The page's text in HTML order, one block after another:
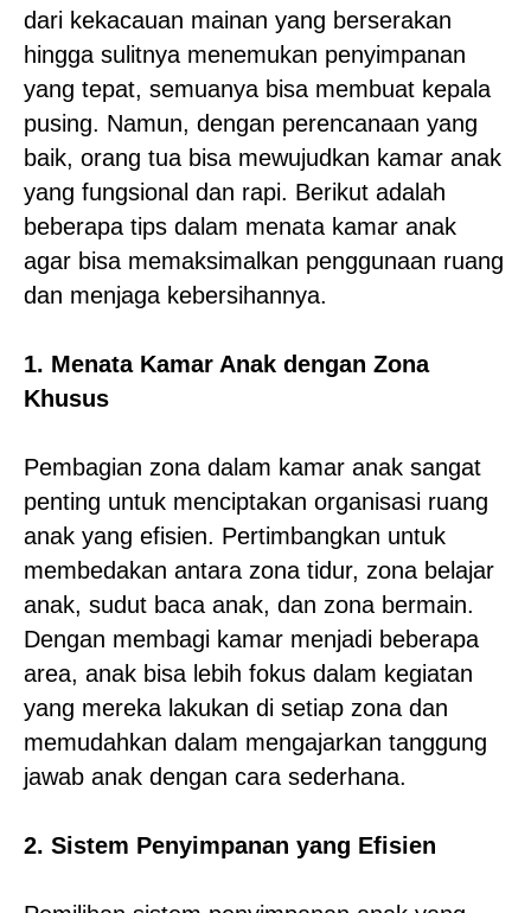
dari kekacauan mainan yang berserakan
hingga sulitnya menemukan penyimpanan
yang tepat, semuanya bisa membuat kepala
pusing. Namun, dengan perencanaan yang
baik, orang tua bisa mewujudkan kamar anak
yang fungsional dan rapi. Berikut adalah
beberapa tips dalam menata kamar anak
agar bisa memaksimalkan penggunaan ruang
dan menjaga kebersihannya.
1. Menata Kamar Anak dengan Zona
Khusus
Pembagian zona dalam kamar anak sangat
penting untuk menciptakan organisasi ruang
anak yang efisien. Pertimbangkan untuk
membedakan antara zona tidur, zona belajar
anak, sudut baca anak, dan zona bermain.
Dengan membagi kamar menjadi beberapa
area, anak bisa lebih fokus dalam kegiatan
yang mereka lakukan di setiap zona dan
memudahkan dalam mengajarkan tanggung
jawab anak dengan cara sederhana.
2. Sistem Penyimpanan yang Efisien